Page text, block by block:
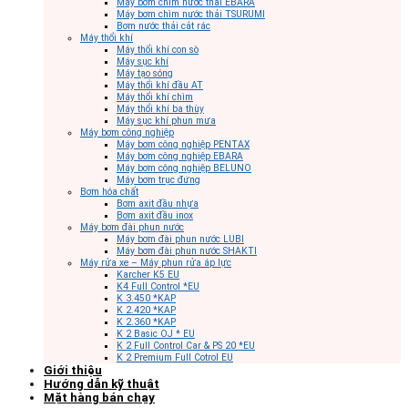
Máy bơm chìm nước thải TSURUMI
Bơm nước thải cắt rác
Máy thổi khí
Máy thổi khí con sò
Máy sục khí
Máy tạo sóng
Máy thổi khí đầu AT
Máy thổi khí chìm
Máy thổi khí ba thùy
Máy sục khí phun mưa
Máy bơm công nghiệp
Máy bơm công nghiệp PENTAX
Máy bơm công nghiệp EBARA
Máy bơm công nghiệp BELUNO
Máy bơm trục đứng
Bơm hóa chất
Bơm axit đầu nhựa
Bơm axit đầu inox
Máy bơm đài phun nước
Máy bơm đài phun nước LUBI
Máy bơm đài phun nước SHAKTI
Máy rửa xe – Máy phun rửa áp lực
Karcher K5 EU
K4 Full Control *EU
K 3.450 *KAP
K 2.420 *KAP
K 2.360 *KAP
K 2 Basic OJ * EU
K 2 Full Control Car & PS 20 *EU
K 2 Premium Full Cotrol EU
Giới thiệu
Hướng dẫn kỹ thuật
Mặt hàng bán chạy